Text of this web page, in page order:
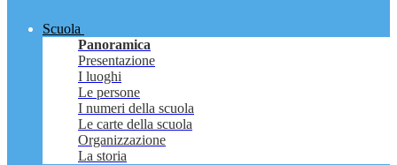
Scuola
Panoramica
Presentazione
I luoghi
Le persone
I numeri della scuola
Le carte della scuola
Organizzazione
La storia